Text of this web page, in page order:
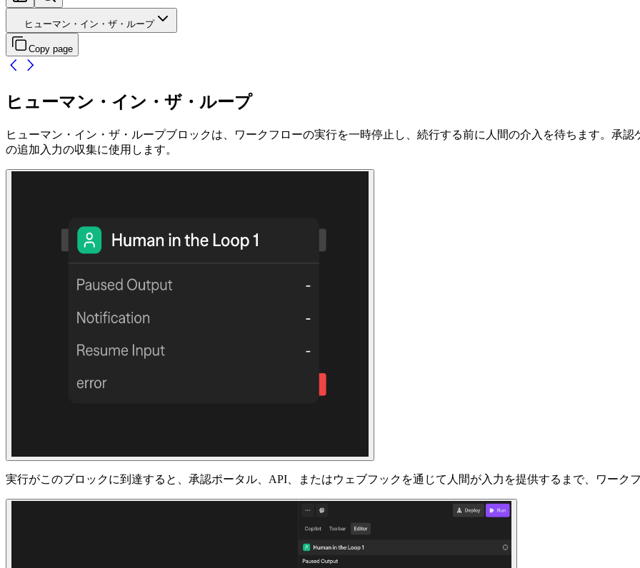
ヒューマン・イン・ザ・ループ
Copy page
ヒューマン・イン・ザ・ループ
ヒューマン・イン・ザ・ループブロックは、ワークフローの実行を一時停止し、続行する前に人間の介入を待ちます。承
の追加入力の収集に使用します。
実行がこのブロックに到達すると、承認ポータル、API、またはウェブフックを通じて人間が入力を提供するまで、ワーク